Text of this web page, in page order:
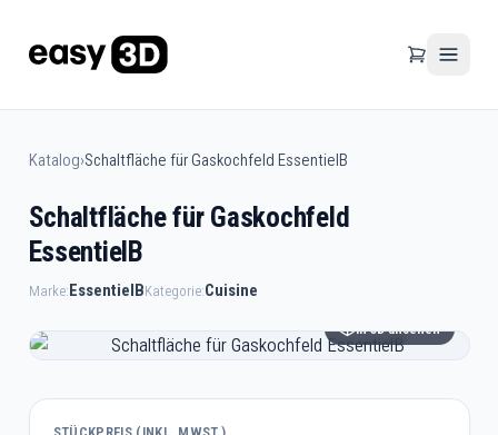
Katalog›Schaltfläche für Gaskochfeld EssentielB
Schaltfläche für Gaskochfeld
EssentielB
Marke:EssentielBKategorie:Cuisine
In 3D ansehen